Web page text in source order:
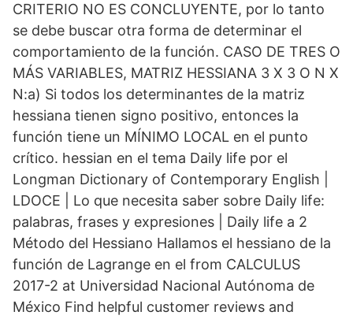
CRITERIO NO ES CONCLUYENTE, por lo tanto
se debe buscar otra forma de determinar el
comportamiento de la función. CASO DE TRES O
MÁS VARIABLES, MATRIZ HESSIANA 3 X 3 O N X
N:a) Si todos los determinantes de la matriz
hessiana tienen signo positivo, entonces la
función tiene un MÍNIMO LOCAL en el punto
crítico. hessian en el tema Daily life por el
Longman Dictionary of Contemporary English |
LDOCE | Lo que necesita saber sobre Daily life:
palabras, frases y expresiones | Daily life a 2
Método del Hessiano Hallamos el hessiano de la
función de Lagrange en el from CALCULUS
2017-2 at Universidad Nacional Autónoma de
México Find helpful customer reviews and